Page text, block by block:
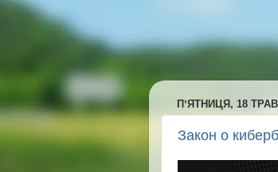
ПʼЯТНИЦЯ, 18
Закон о